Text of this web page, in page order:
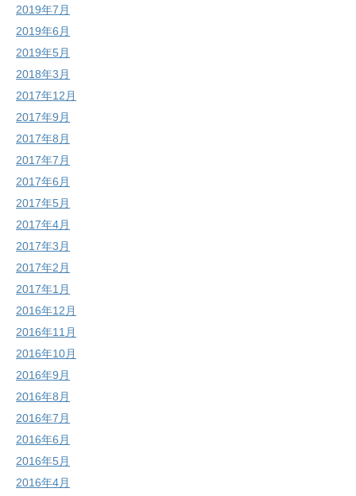
2019年7月
2019年6月
2019年5月
2018年3月
2017年12月
2017年9月
2017年8月
2017年7月
2017年6月
2017年5月
2017年4月
2017年3月
2017年2月
2017年1月
2016年12月
2016年11月
2016年10月
2016年9月
2016年8月
2016年7月
2016年6月
2016年5月
2016年4月